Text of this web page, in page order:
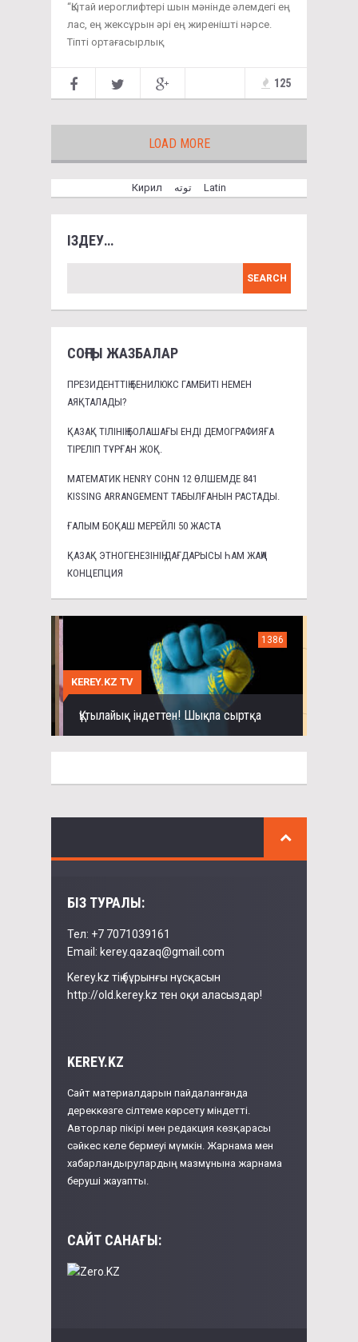
“Қытай иероглифтері шын мәнінде әлемдегі ең
лас, ең жексұрын әрі ең жиренішті нәрсе.
Тіпті ортағасырлық
125
LOAD MORE
Кирил توتە Latin
ІЗДЕУ…
СОҢҒЫ ЖАЗБАЛАР
ПРЕЗИДЕНТТІҢ БЕНИЛЮКС ГАМБИТІ НЕМЕН
АЯҚТАЛАДЫ?
ҚАЗАҚ ТІЛІНІҢ БОЛАШАҒЫ ЕНДІ ДЕМОГРАФИЯҒА
ТІРЕЛІП ТҰРҒАН ЖОҚ.
МАТЕМАТИК HENRY COHN 12 ӨЛШЕМДЕ 841
KISSING ARRANGEMENT ТАБЫЛҒАНЫН РАСТАДЫ.
ҒАЛЫМ БОҚАШ МЕРЕЙЛІ 50 ЖАСТА
ҚАЗАҚ ЭТНОГЕНЕЗІНІҢ ДАҒДАРЫСЫ ҺАМ ЖАҢА
КОНЦЕПЦИЯ
1386
KEREY.KZ TV
Құтылайық індеттен! Шықпа сыртқа
БІЗ ТУРАЛЫ:
Тел: +7 7071039161
Email: kerey.qazaq@gmail.com
Kerey.kz тің бұрынғы нұсқасын
http://old.kerey.kz тен оқи аласыздар!
KEREY.KZ
Сайт материалдарын пайдаланғанда
дереккөзге сілтеме көрсету міндетті.
Авторлар пікірі мен редакция көзқарасы
сәйкес келе бермеуі мүмкін. Жарнама мен
хабарландырулардың мазмұнына жарнама
беруші жауапты.
САЙТ САНАҒЫ: